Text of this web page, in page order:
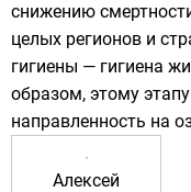
снижению
целых регионов и
гигиены — гигиена
образом, этому
направленность на
Алексей